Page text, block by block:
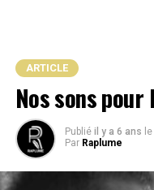
ARTICLE
Nos sons
Publié il y a 6 ans le
Par Raplume